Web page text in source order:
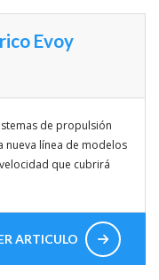
Evoy
de propulsión
nueva línea de modelos
que cubrirá
ARTICULO